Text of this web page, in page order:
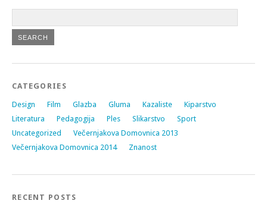
CATEGORIES
Design Film Glazba Gluma Kazaliste
Kiparstvo
Literatura
Pedagogija Ples Slikarstvo
Sport
Uncategorized
Večernjakova Domovnica 2013
Večernjakova Domovnica 2014
Znanost
RECENT POSTS